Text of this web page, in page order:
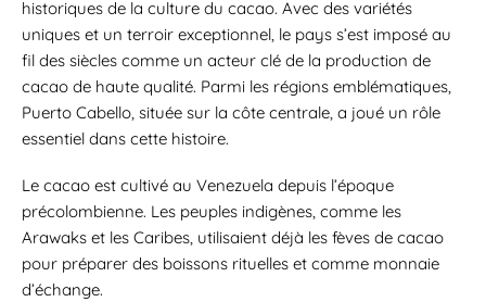
historiques de la culture du cacao. Avec des variétés
uniques et un terroir exceptionnel, le pays s’est imposé au
fil des siècles comme un acteur clé de la production de
cacao de haute qualité. Parmi les régions emblématiques,
Puerto Cabello, située sur la côte centrale, a joué un rôle
essentiel dans cette histoire.
Le cacao est cultivé au Venezuela depuis l’époque
précolombienne. Les peuples indigènes, comme les
Arawaks et les Caribes, utilisaient déjà les fèves de cacao
pour préparer des boissons rituelles et comme monnaie
d’échange.